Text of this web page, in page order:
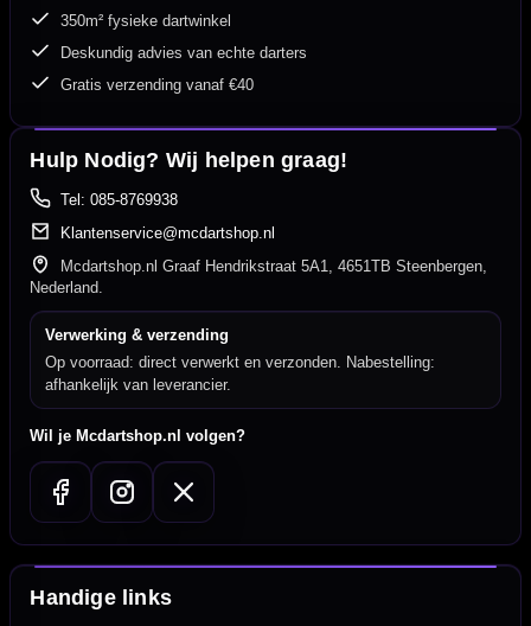
350m² fysieke dartwinkel
Deskundig advies van echte darters
Gratis verzending vanaf €40
Hulp Nodig? Wij helpen graag!
Tel: 085-8769938
Klantenservice@mcdartshop.nl
Mcdartshop.nl Graaf Hendrikstraat 5A1, 4651TB Steenbergen,
Nederland.
Verwerking & verzending
Op voorraad: direct verwerkt en verzonden. Nabestelling:
afhankelijk van leverancier.
Wil je Mcdartshop.nl volgen?
Handige links